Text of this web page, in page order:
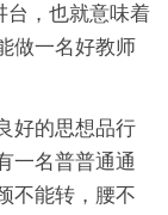
台，也就意味着
做一名好教师
好的思想品行
一名普普通通
不能转，腰不